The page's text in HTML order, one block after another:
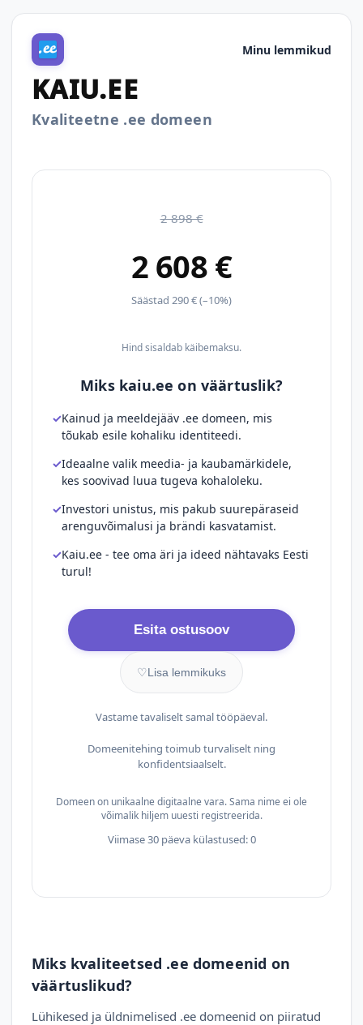
Minu lemmikud
KAIU.EE
Kvaliteetne .ee domeen
2 898 €
2 608 €
Säästad 290 € (–10%)
Hind sisaldab käibemaksu.
Miks kaiu.ee on väärtuslik?
Kainud ja meeldejääv .ee domeen, mis
tõukab esile kohaliku identiteedi.
Ideaalne valik meedia- ja kaubamärkidele,
kes soovivad luua tugeva kohaloleku.
Investori unistus, mis pakub suurepäraseid
arenguvõimalusi ja brändi kasvatamist.
Kaiu.ee - tee oma äri ja ideed nähtavaks Eesti
turul!
Esita ostusoov
♡Lisa lemmikuks
Vastame tavaliselt samal tööpäeval.
Domeenitehing toimub turvaliselt ning
konfidentsiaalselt.
Domeen on unikaalne digitaalne vara. Sama nime ei ole
võimalik hiljem uuesti registreerida.
Viimase 30 päeva külastused: 0
Miks kvaliteetsed .ee domeenid on
väärtuslikud?
Lühikesed ja üldnimelised .ee domeenid on piiratud